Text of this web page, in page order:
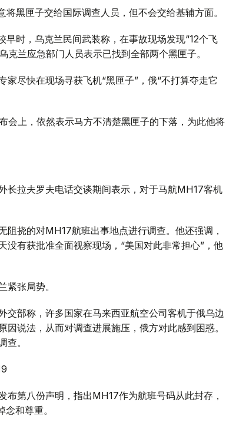
黑匣子交给国际调查人员，但不会交给基辅方面。
时，乌克兰民间武装称，在事故现场发现“12个飞
兰应急部门人员表示已找到全部两个黑匣子。
尽快在现场寻获飞机“黑匣子”，俄“不打算夺走它
会上，依然表示马方不清楚黑匣子的下落，为此他将
长拉夫罗夫电话交谈期间表示，对于马航MH17客机
挠的对MH17航班出事地点进行调查。他还强调，
有获批准全面视察现场，“美国对此非常担心”，他
紧张局势。
部称，许多国家在马来西亚航空公司客机于俄乌边
说法，从而对调查进展施压，俄方对此感到困惑。
查。
第八份声明，指出MH17作为航班号码从此封存，
和尊重。